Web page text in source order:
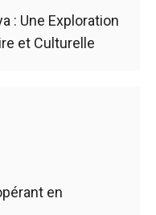
: Une Exploration
et Culturelle
en